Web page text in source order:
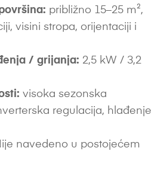
približno 15–25 m²,
visini stropa, orijentaciji i
/ grijanja: 2,5 kW / 3,2
visoka sezonska
regulacija, hlađenje
navedeno u postojećem